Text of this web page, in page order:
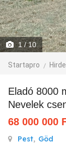
1/ 10
Startapro
Eladó 8000 m2-es mezőgazdasági telek Göd -
Nevelek
68 000 000
Pest, Göd